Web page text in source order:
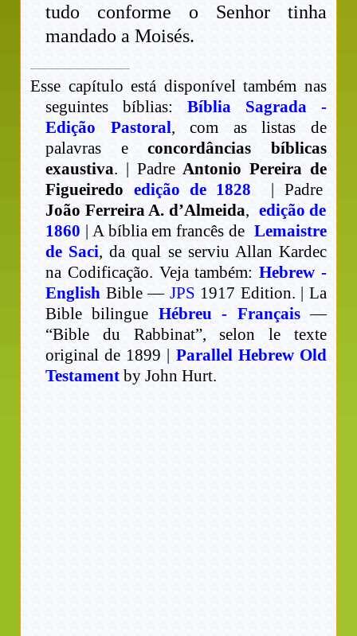
tudo conforme o Senhor tinha
mandado a Moisés.
Esse capítulo está disponível também nas
seguintes bíblias: Bíblia Sagrada -
Edição Pastoral, com as listas de
palavras econcordâncias bíblicas
exaustiva. | PadreAntonio Pereira de
Figueiredo edição de 1828 | Padre
João Ferreira A. d’Almeida, edição de
1860 | A bíblia em francês de Lemaistre
de Saci, da qual se serviu Allan Kardec
na Codificação. Veja também:Hebrew -
English Bible — JPS 1917 Edition. | La
Bible bilingue Hébreu - Français —
“Bible du Rabbinat”, selon le texte
original de 1899 | Parallel Hebrew Old
Testament by John Hurt.